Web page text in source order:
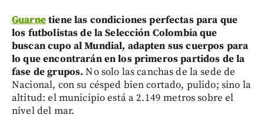
Guarnetiene las condiciones perfectas para que
los futbolistas de la Selección Colombia que
buscan cupo al Mundial, adapten sus cuerpos para
lo que encontrarán en los primeros partidos de la
fase de grupos.No solo las canchas de la sede de
Nacional, con su césped bien cortado, pulido; sino la
altitud: el municipio está a 2.149 metros sobre el
nivel del mar.